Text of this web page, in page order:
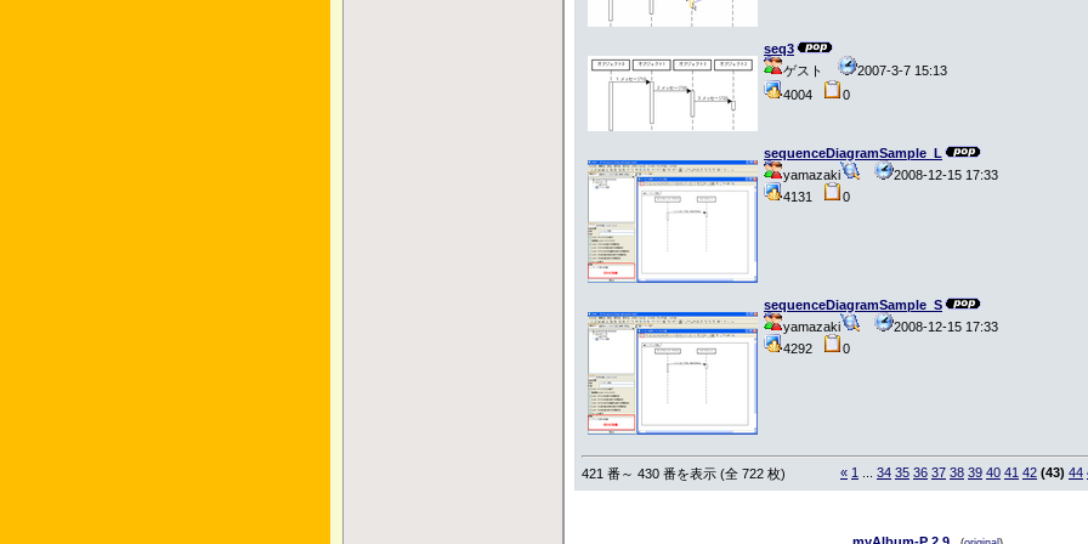
seq3
ゲスト
2007-3-7 15:13
4004
0
sequenceDiagramSample_L
yamazaki
2008-12-15 17:33
4131
0
sequenceDiagramSample_S
yamazaki
2008-12-15 17:33
4292
0
421 番～ 430 番を表示 (全 722 枚) « 1 34 35 36 37 38 39 40 41 42 (43) 44